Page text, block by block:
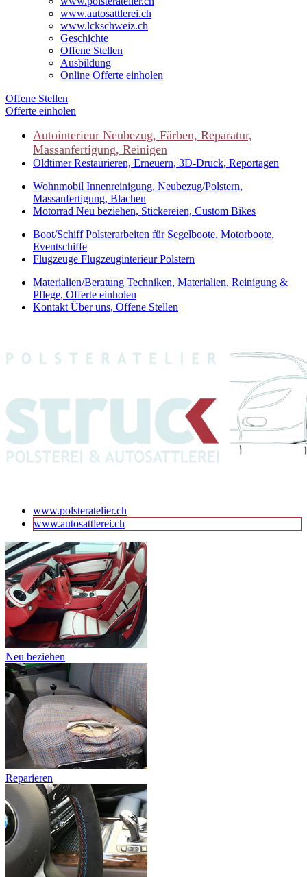
www.autosattlerei.ch
www.lckschweiz.ch
Geschichte
Offene Stellen
Ausbildung
Online Offerte einholen
Offene Stellen
Offerte einholen
Autointerieur Neubezug, Färben, Reparatur,
Massanfertigung, Reinigen
OldtimerRestaurieren, Erneuern, 3D-Druck, Reportagen
Wohnmobil Innenreinigung, Neubezug/Polstern,
Massanfertigung, Blachen
Motorrad Neu beziehen, Stickereien, Custom Bikes
Boot/SchiffPolsterarbeiten für Segelboote, Motorboote,
Eventschiffe
Flugzeuge Flugzeuginterieur Polstern
Materialien/Beratung Techniken, Materialien, Reinigung &
Pflege, Offerte einholen
KontaktÜber uns, Offene Stellen
www.polsteratelier.ch
www.autosattlerei.ch
Neu beziehen
Reparieren